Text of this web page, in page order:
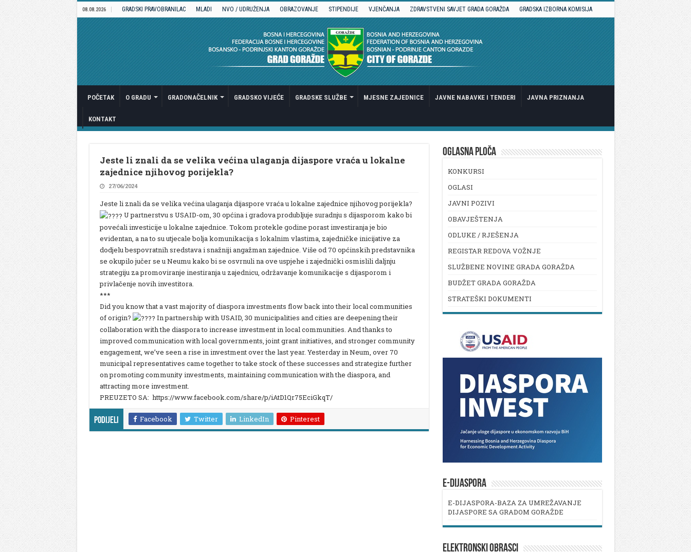
08.08.2026 GRADSKI PRAVOBRANILAC MLADI NVO / UDRUŽENJA OBRAZOVANJE STIPENDIJE VJENČANJA ZDRAVSTVENI SAVJET GRADA GORAŽDA GRADSKA IZBORNA KOMISIJA
POČETAK O GRADU GRADONAČELNIK GRADSKO VIJEĆE GRADSKE SLUŽBE MJESNE ZAJEDNICE JAVNE NABAVKE I TENDERI JAVNA PRIZNANJA
KONTAKT
Jeste li znali da se velika većina ulaganja dijaspore vraća u lokalne
zajednice njihovog porijekla?
27/06/2024
Jeste li znali da se velika većina ulaganja dijaspore vraća u lokalne zajednice njihovog porijekla?
U partnerstvu s USAID-om, 30 općina i gradova produbljuje suradnju s dijasporom kako bi
povećali investicije u lokalne zajednice. Tokom protekle godine porast investiranja je bio
evidentan, a na to su utjecale bolja komunikacija s lokalnim vlastima, zajedničke inicijative za
dodjelu bespovratnih sredstava i snažniji angažman zajednice. Više od 70 općinskih predstavnika
se okupilo jučer se u Neumu kako bi se osvrnuli na ove uspjehe i zajednički osmislili daljnju
strategiju za promoviranje inestiranja u zajednicu, održavanje komunikacije s dijasporom i
privlačenje novih investitora.
***
Did you know that a vast majority of diaspora investments flow back into their local communities
of origin?
In partnership with USAID, 30 municipalities and cities are deepening their
collaboration with the diaspora to increase investment in local communities. And thanks to
improved communication with local governments, joint grant initiatives, and stronger community
engagement, we’ve seen a rise in investment over the last year. Yesterday in Neum, over 70
municipal representatives came together to take stock of these successes and strategize further
on promoting community investments, maintaining communication with the diaspora, and
attracting more investment.
PREUZETO SA: https://www.facebook.com/share/p/iAtD1Qr75EciGkqT/
Podijeli Facebook Twitter LinkedIn Pinterest
OGLASNA PLOČA
KONKURSI
OGLASI
JAVNI POZIVI
OBAVJEŠTENJA
ODLUKE / RJEŠENJA
REGISTAR REDOVA VOŽNJE
SLUŽBENE NOVINE GRADA GORAŽDA
BUDŽET GRADA GORAŽDA
STRATEŠKI DOKUMENTI
E-DIJASPORA
E-DIJASPORA-BAZA ZA UMREŽAVANJE
DIJASPORE SA GRADOM GORAŽDE
ELEKTRONSKI OBRASCI